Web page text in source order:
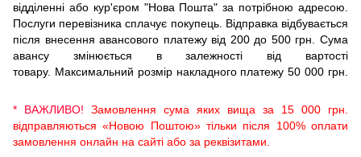
відділенні або кур'єром "Нова Пошта" за потрібною адресою.
Послуги перевізника сплачує покупець. Відправка відбувається
після внесення авансового платежу від 200 до 500 грн. Сума
авансу змінюється в залежності від вартості
товару. Максимальний розмір накладного платежу 50 000 грн.
* ВАЖЛИВО! Замовлення сума яких вища за 15 000 грн.
відправляються «Новою Поштою» тільки після 100% оплати
замовлення онлайн на сайті або за реквізитами.